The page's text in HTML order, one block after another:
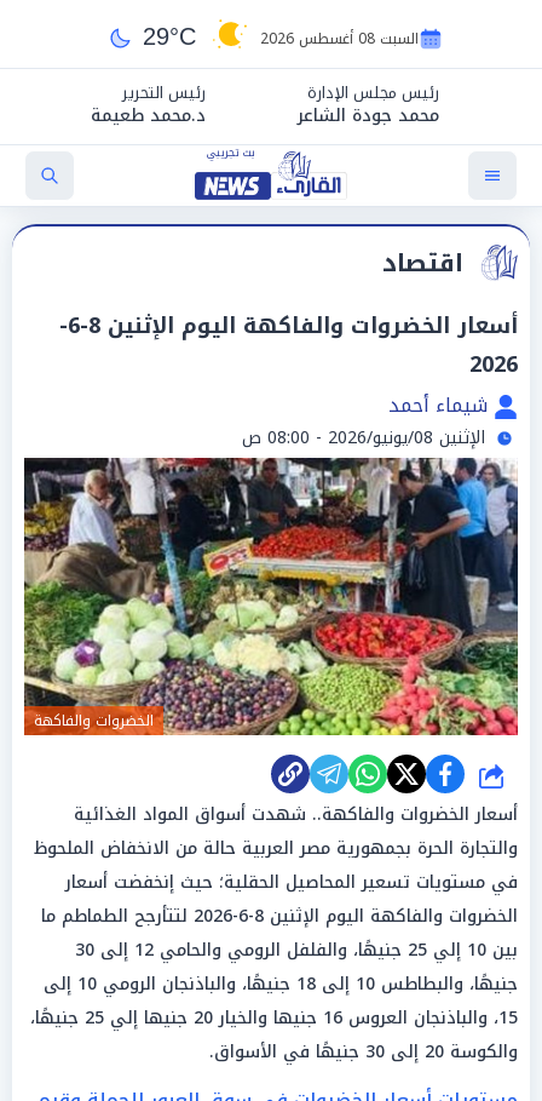
السبت 08 أغسطس 2026 29°C
رئيس مجلس الإدارة
محمد جودة الشاعر
رئيس التحرير
د.محمد طعيمة
اقتصاد
أسعار الخضروات والفاكهة اليوم الإثنين 8-6-
2026
شيماء أحمد
الإثنين 08/يونيو/2026 - 08:00 ص
الخضروات والفاكهة
شارك
أسعار الخضروات والفاكهة.. شهدت أسواق المواد الغذائية
والتجارة الحرة بجمهورية مصر العربية حالة من الانخفاض الملحوظ
في مستويات تسعير المحاصيل الحقلية؛ حيث إنخفضت أسعار
الخضروات والفاكهة اليوم الإثنين 8-6-2026 لتتأرجح الطماطم ما
بين 10 إلي 25 جنيهًا، والفلفل الرومي والحامي 12 إلى 30
جنيهًا، والبطاطس 10 إلى 18 جنيهًا، والباذنجان الرومي 10 إلى
15، والباذنجان العروس 16 جنيها والخيار 20 جنيها إلي 25 جنيهًا،
والكوسة 20 إلى 30 جنيهًا في الأسواق.